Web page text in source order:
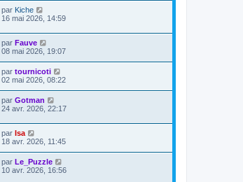
par Kiche
16 mai 2026, 14:59
par Fauve
08 mai 2026, 19:07
par tournicoti
02 mai 2026, 08:22
par Gotman
24 avr. 2026, 22:17
par Isa
18 avr. 2026, 11:45
par Le_Puzzle
10 avr. 2026, 16:56